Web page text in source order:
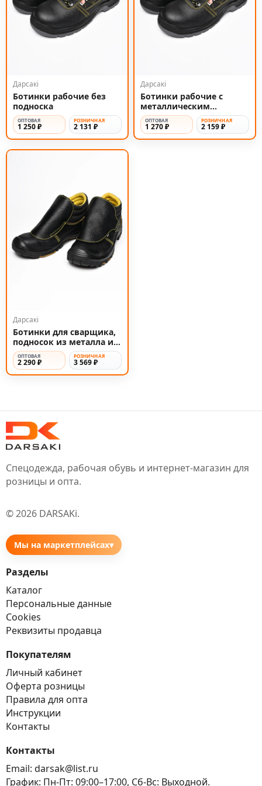
Дарсакi
Ботинки рабочие без
подноска
ОПТОВАЯ
1 250 ₽
РОЗНИЧНАЯ
2 131 ₽
Дарсакi
Ботинки рабочие с
металлическим
подноском
ОПТОВАЯ
1 270 ₽
РОЗНИЧНАЯ
2 159 ₽
Дарсакi
Ботинки для сварщика,
подносок из металла и
защита от искр
ОПТОВАЯ
2 290 ₽
РОЗНИЧНАЯ
3 569 ₽
Спецодежда, рабочая обувь и интернет-магазин для
розницы и опта.
©2026 DARSAKi.
Мы на маркетплейсах▾
Разделы
Каталог
Персональные данные
Cookies
Реквизиты продавца
Покупателям
Личный кабинет
Оферта розницы
Правила для опта
Инструкции
Контакты
Контакты
Email: darsak@list.ru
График: Пн-Пт: 09:00–17:00, Сб-Вс: Выходной.